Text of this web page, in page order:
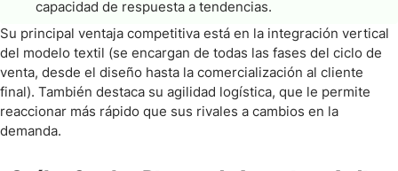
capacidad de respuesta a tendencias.
Su principal ventaja competitiva está en la integración vertical
del modelo textil (se encargan de todas las fases del ciclo de
venta, desde el diseño hasta la comercialización al cliente
final). También destaca su agilidad logística, que le permite
reaccionar más rápido que sus rivales a cambios en la
demanda.